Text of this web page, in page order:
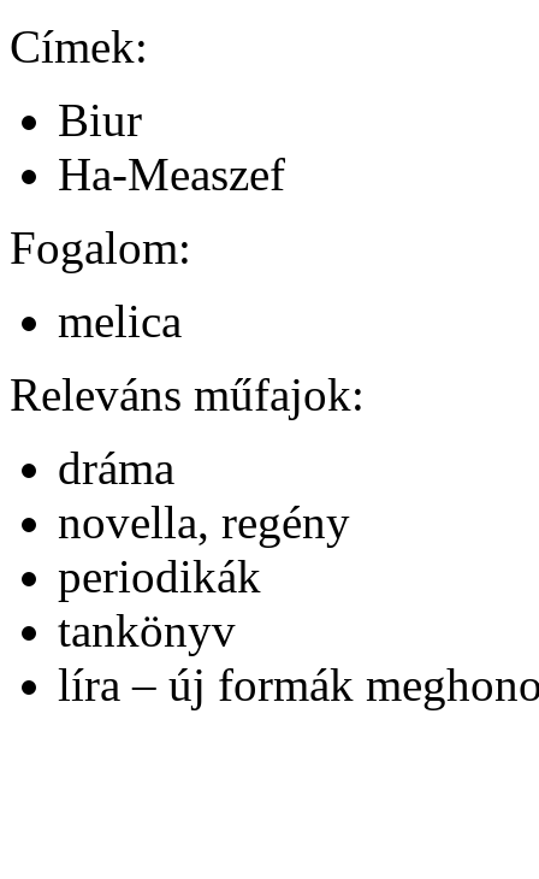
Címek:
Biur
Ha-Measzef
Fogalom:
melica
Releváns műfajok:
dráma
novella, regény
periodikák
tankönyv
líra – új formák